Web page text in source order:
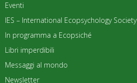
Eventi
IES – International Ecopsychology Society
In programma a Ecopsiché
Libri imperdibili
Messaggi al mondo
Newsletter